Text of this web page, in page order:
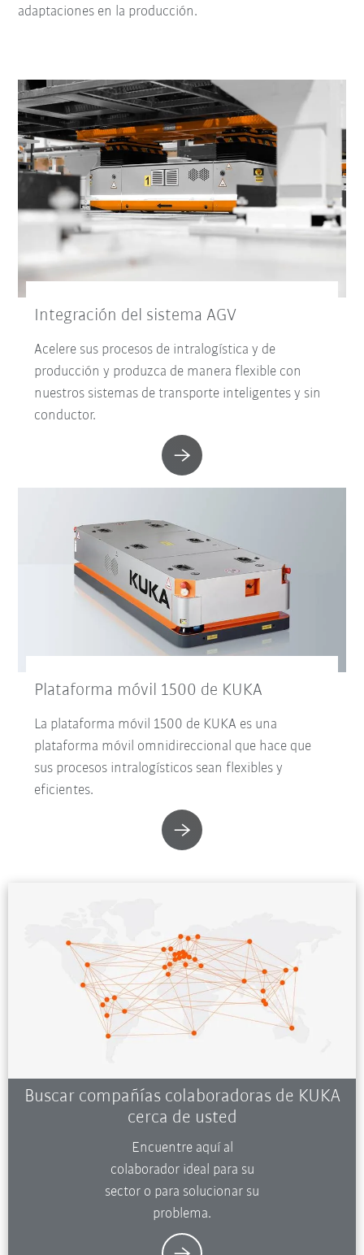
adaptaciones en la producción.
Integración del sistema AGV
Acelere sus procesos de intralogística y de
producción y produzca de manera flexible con
nuestros sistemas de transporte inteligentes y sin
conductor.
Plataforma móvil 1500 de KUKA
La plataforma móvil 1500 de KUKA es una
plataforma móvil omnidireccional que hace que
sus procesos intralogísticos sean flexibles y
eficientes.
Buscar compañías colaboradoras de KUKA
cerca de usted
Encuentre aquí al
colaborador ideal para su
sector o para solucionar su
problema.